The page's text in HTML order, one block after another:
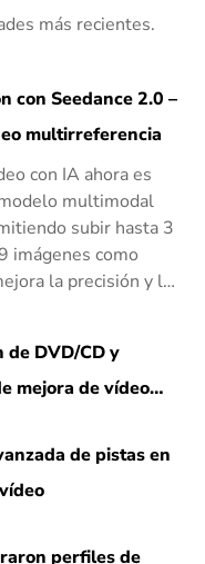
más recientes.
con Seedance 2.0 –
multirreferencia
con IA ahora es
multimodal
subir hasta 3
imágenes como
la precisión y la
de DVD/CD y
mejora de vídeo
de pistas en
perfiles de